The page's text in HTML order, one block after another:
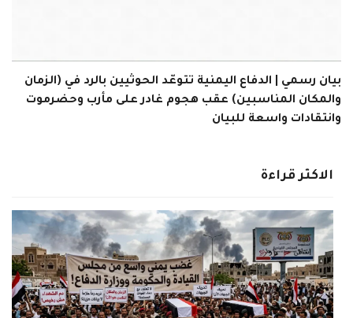
بيان رسمي | الدفاع اليمنية تتوعّد الحوثيين بالرد في (الزمان
والمكان المناسبين) عقب هجوم غادر على مأرب وحضرموت
وانتقادات واسعة للبيان
الاكثر قراءة